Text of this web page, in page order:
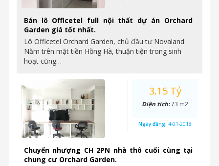
Bán lô Officetel full nội thất dự án Orchard
Garden giá tốt nhất.
Lô Officetel Orchard Garden, chủ đầu tư Novaland
Nằm trên mặt tiền Hồng Hà, thuận tiện trong sinh
hoạt cũng…
Chuyển nhượng CH 2PN nhà thô cuối cùng tại
chung cư Orchard Garden.
3.15 Tỷ
Diện tích:73 m2
Ngày đăng: 4-01-2018